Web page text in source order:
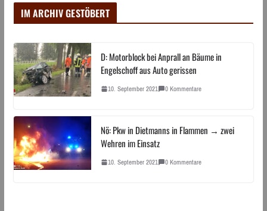
IM ARCHIV GESTÖBERT
D: Motorblock bei Anprall an Bäume in
Engelschoff aus Auto gerissen
10. September 2021 0 Kommentare
Nö: Pkw in Dietmanns in Flammen → zwei
Wehren im Einsatz
10. September 2021 0 Kommentare